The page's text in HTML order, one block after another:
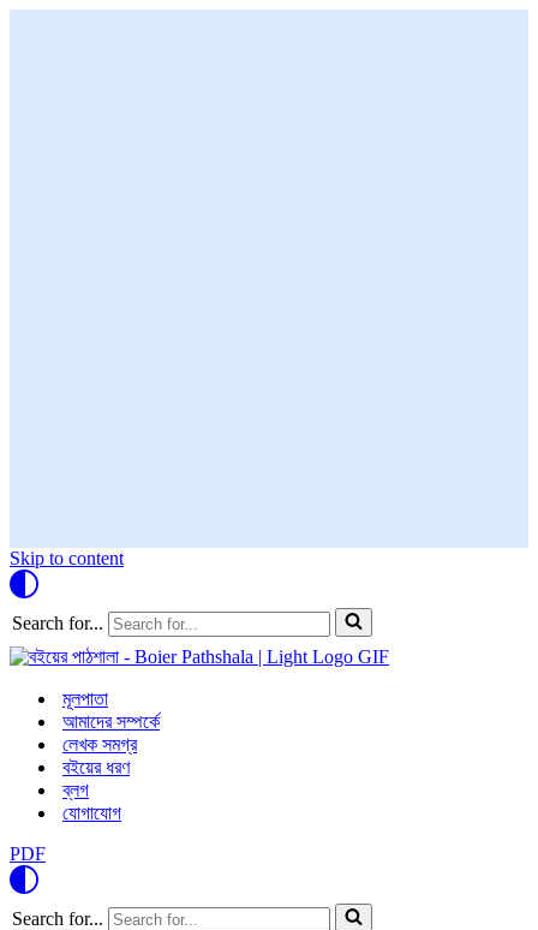
Skip to content
Search for...
মূলপাতা
আমাদের সম্পর্কে
লেখক সমগ্র
বইয়ের ধরণ
ব্লগ
যোগাযোগ
PDF
Search for...